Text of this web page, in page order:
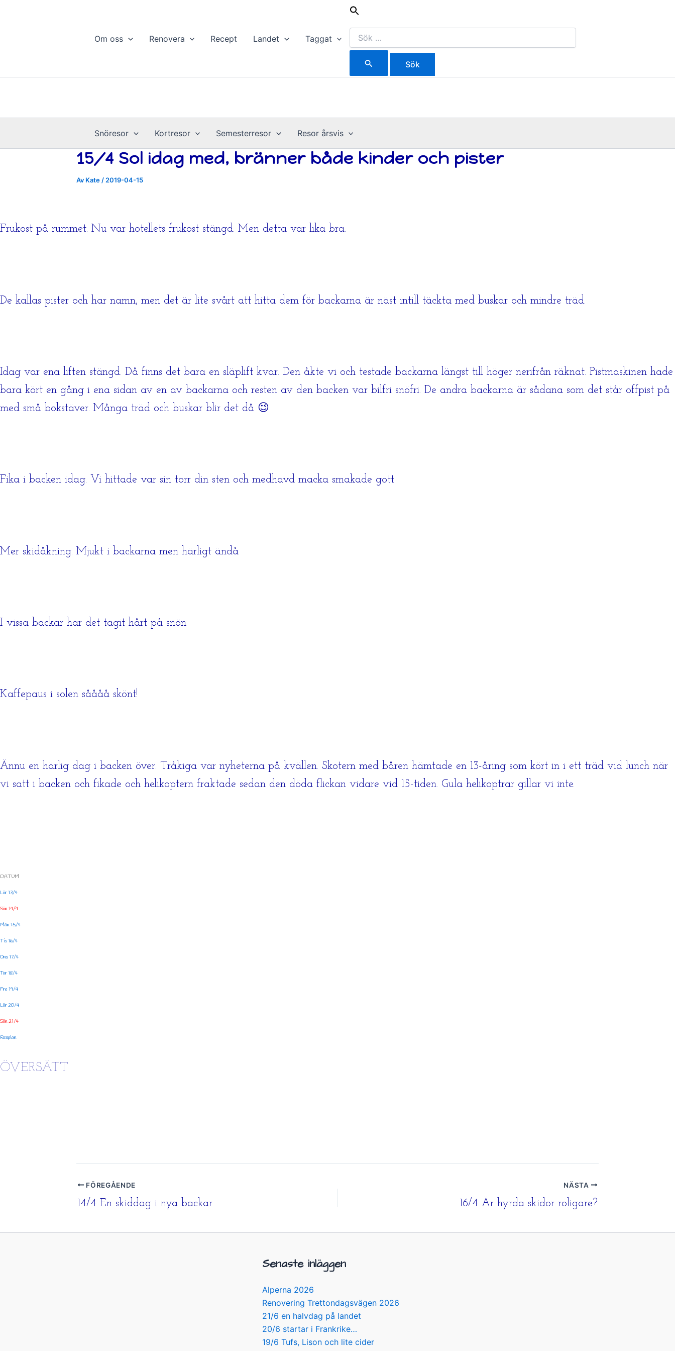
Om oss Renovera Recept Landet Taggat
Sök
efter:
Snöresor Kortresor Semesterresor Resor årsvis
15/4 Sol idag med, bränner både kinder och pister
Av Kate / 2019-04-15
Frukost på rummet. Nu var hotellets frukost stängd. Men detta var lika bra.
De kallas pister och har namn, men det är lite svårt att hitta dem för backarna är näst intill täckta med buskar och mindre träd.
Idag var ena liften stängd. Då finns det bara en släplift kvar. Den åkte vi och testade backarna längst till höger nerifrån räknat. Pistmaskinen hade
bara kört en gång i ena sidan av en av backarna och resten av den backen var bilfri snöfri. De andra backarna är sådana som det står offpist på
med små bokstäver. Många träd och buskar blir det då 😉
Fika i backen idag. Vi hittade var sin torr din sten och medhavd macka smakade gott.
Mer skidåkning. Mjukt i backarna men härligt ändå
I vissa backar har det tagit hårt på snön
Kaffepaus i solen såååå skönt!
Ännu en härlig dag i backen över. Tråkiga var nyheterna på kvällen. Skotern med båren hämtade en 13-åring som kört in i ett träd vid lunch när
vi satt i backen och fikade och helikoptern fraktade sedan den döda flickan vidare vid 15-tiden. Gula helikoptrar gillar vi inte.
DATUM
Lör 13/4
Sön 14/4
Mån 15/4
Tis 16/4
Ons 17/4
Tor 18/4
Fre 19/4
Lör 20/4
Sön 21/4
Resplan
ÖVERSÄTT
FÖREGÅENDE
14/4 En skiddag i nya backar
NÄSTA
16/4 Är hyrda skidor roligare?
Senaste inläggen
Alperna 2026
Renovering Trettondagsvägen 2026
21/6 en halvdag på landet
20/6 startar i Frankrike…
19/6 Tufs, Lison och lite cider